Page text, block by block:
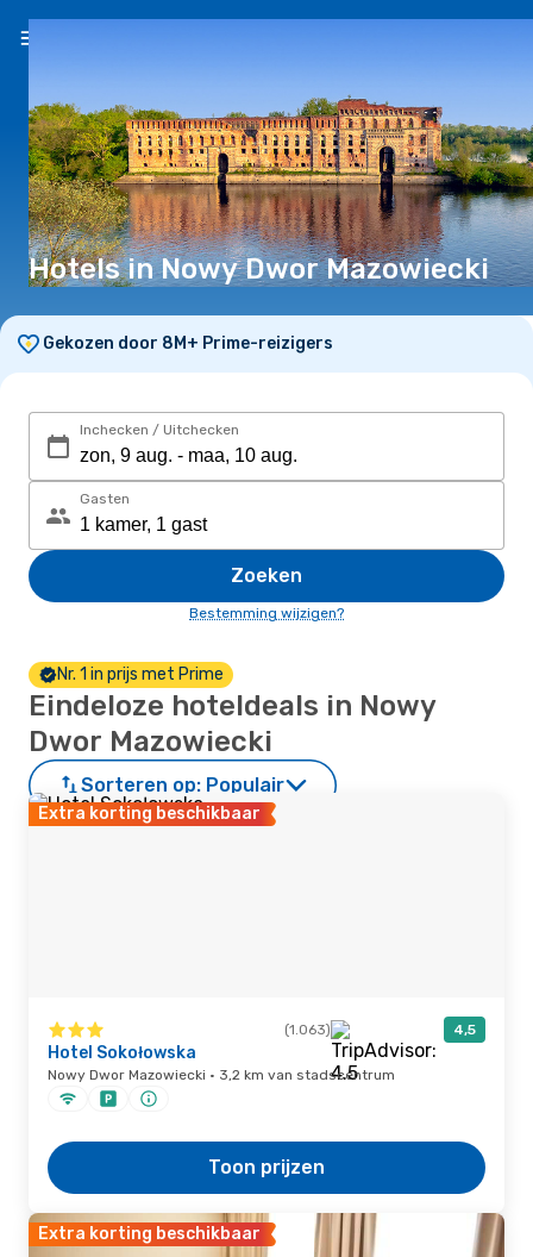
Hotels in Nowy Dwor Mazowiecki
Gekozen door 8M+ Prime-reizigers
Inchecken / Uitchecken
Gasten
Zoeken
Bestemming wijzigen?
Nr. 1 in prijs met Prime
Eindeloze hoteldeals in Nowy
Dwor Mazowiecki
Sorteren op: Populair
Extra korting beschikbaar
(1.063) 4,5
Hotel Sokołowska
Nowy Dwor Mazowiecki · 3,2 km van stadscentrum
Toon prijzen
Extra korting beschikbaar